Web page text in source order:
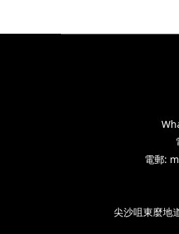
電郵:
尖沙咀東麼地